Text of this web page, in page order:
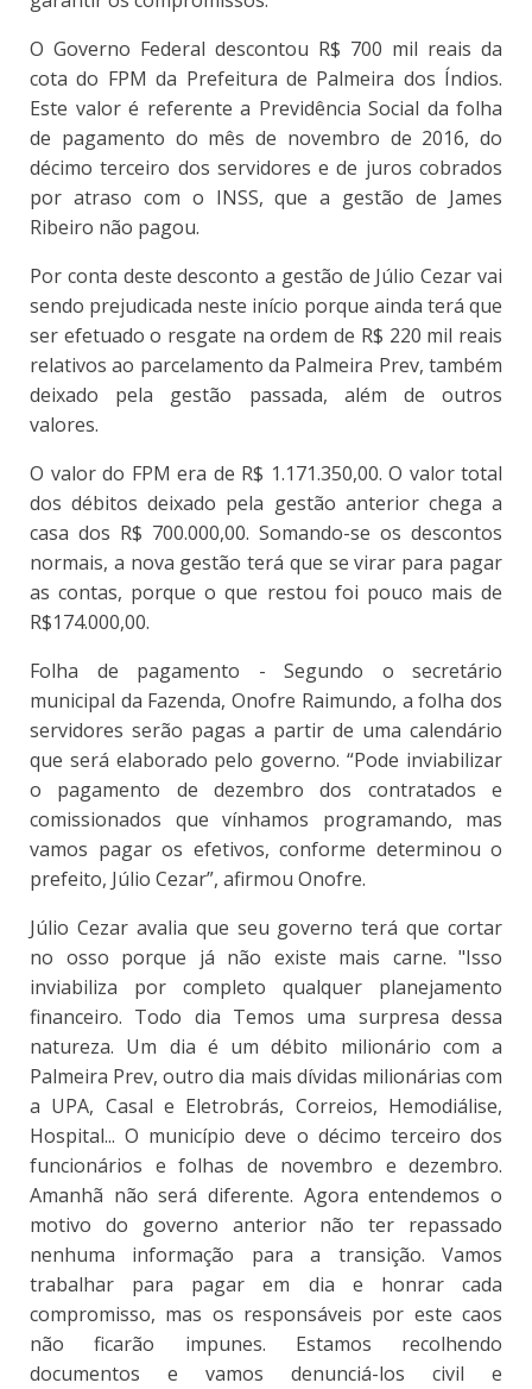
O Governo Federal descontou R$ 700 mil reais da
cota do FPM da Prefeitura de Palmeira dos Índios.
Este valor é referente a Previdência Social da folha
de pagamento do mês de novembro de 2016, do
décimo terceiro dos servidores e de juros cobrados
por atraso com o INSS, que a gestão de James
Ribeiro não pagou.
Por conta deste desconto a gestão de Júlio Cezar vai
sendo prejudicada neste início porque ainda terá que
ser efetuado o resgate na ordem de R$ 220 mil reais
relativos ao parcelamento da Palmeira Prev, também
deixado pela gestão passada, além de outros
valores.
O valor do FPM era de R$ 1.171.350,00. O valor total
dos débitos deixado pela gestão anterior chega a
casa dos R$ 700.000,00. Somando-se os descontos
normais, a nova gestão terá que se virar para pagar
as contas, porque o que restou foi pouco mais de
R$174.000,00.
Folha de pagamento - Segundo o secretário
municipal da Fazenda, Onofre Raimundo, a folha dos
servidores serão pagas a partir de uma calendário
que será elaborado pelo governo. “Pode inviabilizar
o pagamento de dezembro dos contratados e
comissionados que vínhamos programando, mas
vamos pagar os efetivos, conforme determinou o
prefeito, Júlio Cezar”, afirmou Onofre.
Júlio Cezar avalia que seu governo terá que cortar
no osso porque já não existe mais carne. "Isso
inviabiliza por completo qualquer planejamento
financeiro. Todo dia Temos uma surpresa dessa
natureza. Um dia é um débito milionário com a
Palmeira Prev, outro dia mais dívidas milionárias com
a UPA, Casal e Eletrobrás, Correios, Hemodiálise,
Hospital... O município deve o décimo terceiro dos
funcionários e folhas de novembro e dezembro.
Amanhã não será diferente. Agora entendemos o
motivo do governo anterior não ter repassado
nenhuma informação para a transição. Vamos
trabalhar para pagar em dia e honrar cada
compromisso, mas os responsáveis por este caos
não ficarão impunes. Estamos recolhendo
documentos e vamos denunciá-los civil e